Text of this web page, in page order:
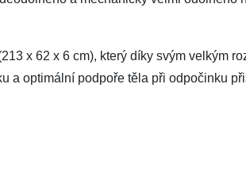
x 62 x 6 cm), který díky svým velkým
a optimální podpoře těla při odpočinku